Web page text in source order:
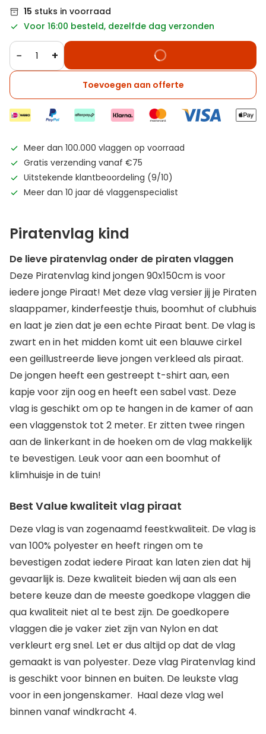
15 stuks in voorraad
Voor 16:00 besteld, dezelfde dag verzonden
− +
Toevoegen aan offerte
Meer dan 100.000 vlaggen op voorraad
Gratis verzending vanaf €75
Uitstekende klantbeoordeling (9/10)
Meer dan 10 jaar dé vlaggenspecialist
Piratenvlag kind
De lieve piratenvlag onder de piraten vlaggen
Deze Piratenvlag kind jongen 90x150cm is voor
iedere jonge Piraat! Met deze vlag versier jij je Piraten
slaappamer, kinderfeestje thuis, boomhut of clubhuis
en laat je zien dat je een echte Piraat bent. De vlag is
zwart en in het midden komt uit een blauwe cirkel
een geillustreerde lieve jongen verkleed als piraat.
De jongen heeft een gestreept t-shirt aan, een
kapje voor zijn oog en heeft een sabel vast. Deze
vlag is geschikt om op te hangen in de kamer of aan
een vlaggenstok tot 2 meter. Er zitten twee ringen
aan de linkerkant in de hoeken om de vlag makkelijk
te bevestigen. Leuk voor aan een boomhut of
klimhuisje in de tuin!
Best Value kwaliteit vlag piraat
Deze vlag is van zogenaamd feestkwaliteit. De vlag is
van 100% polyester en heeft ringen om te
bevestigen zodat iedere Piraat kan laten zien dat hij
gevaarlijk is. Deze kwaliteit bieden wij aan als een
betere keuze dan de meeste goedkope vlaggen die
qua kwaliteit niet al te best zijn. De goedkopere
vlaggen die je vaker ziet zijn van Nylon en dat
verkleurt erg snel. Let er dus altijd op dat de vlag
gemaakt is van polyester. Deze vlag Piratenvlag kind
is geschikt voor binnen en buiten. De leukste vlag
voor in een jongenskamer. Haal deze vlag wel
binnen vanaf windkracht 4.